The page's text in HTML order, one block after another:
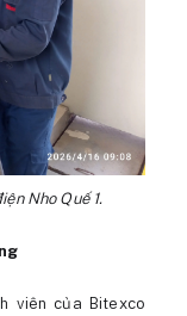
Nho Quế 1.
viên của Bitexco